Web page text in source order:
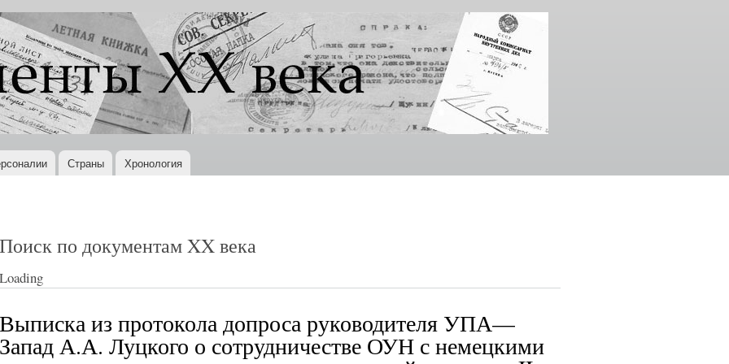
Перейти к
основному
содержанию
Страны Хронология
Поиск по документам XX века
Loading
Выписка из протокола допроса руководителя УПА—
Запад А.А. Луцкого о сотрудничестве ОУН с немецкими